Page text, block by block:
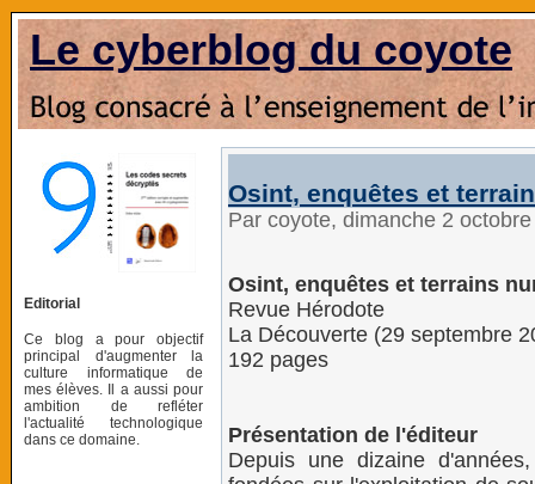
Le cyberblog du coyote
Editorial
Ce blog a pour objectif
principal d'augmenter la
culture informatique de
mes élèves. Il a aussi pour
ambition de refléter
l'actualité technologique
dans ce domaine.
Osint, enquêtes et
Par coyote, dimanche 2
Osint, enquêtes et terrains
Revue Hérodote
La Découverte (29 septembre
192 pages
Présentation de l'éditeur
Depuis une dizaine